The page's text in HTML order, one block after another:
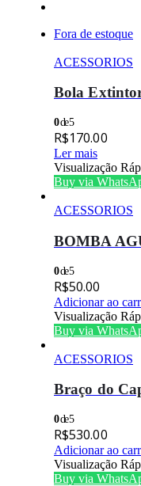
Fora de estoque
ACESSORIOS
Bola
0de 5
R$170.00
Ler mais
Visualização
Buy via
ACESSORIOS
BOMBA
0de 5
R$50.00
Adicionar ao
Visualização
Buy via
ACESSORIOS
Braço do
0de 5
R$530.00
Adicionar ao
Visualização
Buy via